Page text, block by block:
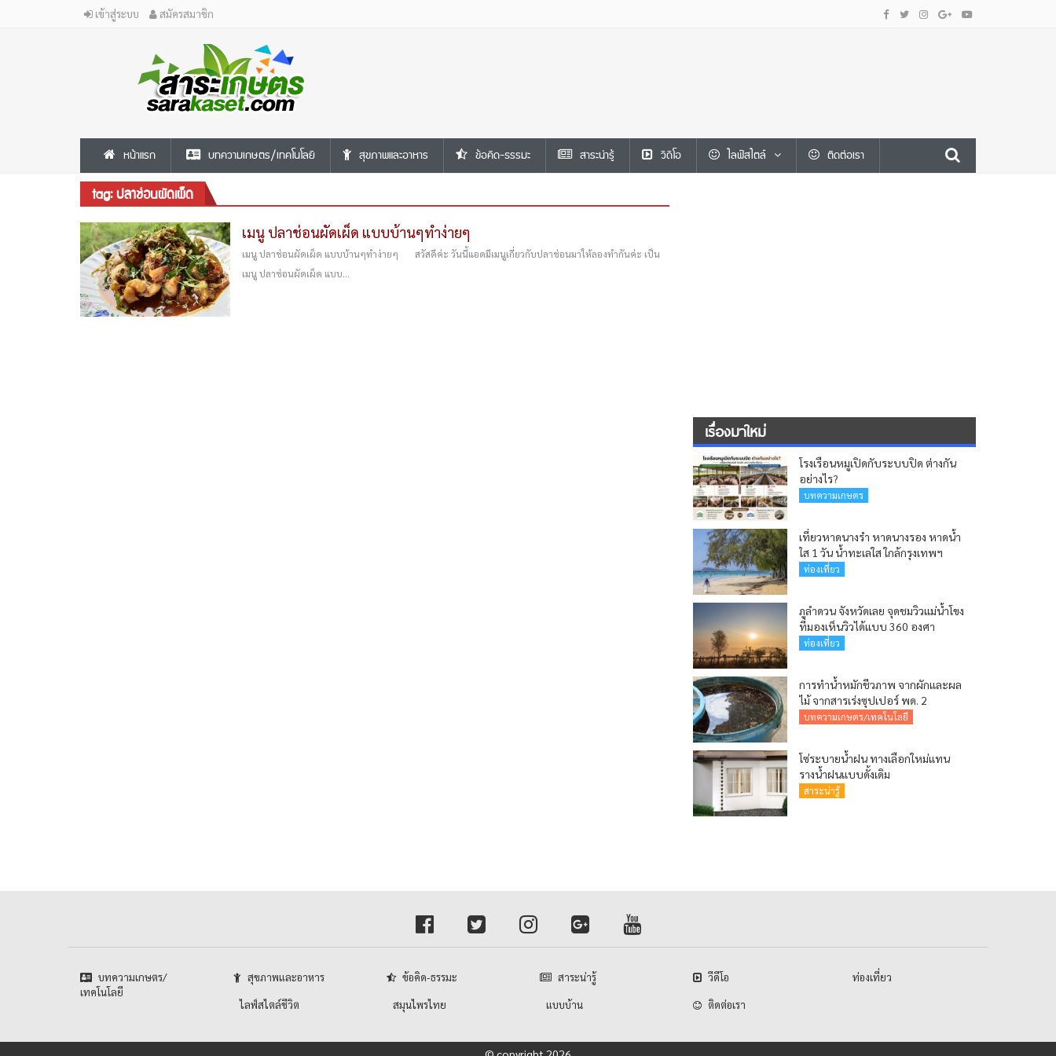
เข้าสู่ระบบ สมัครสมาชิก
หน้าแรก บทความเกษตร/เทคโนโลยี สุขภาพและอาหาร ข้อคิด-ธรรมะ สาระน่ารู้ วีดีโอ ไลฟ์สไตล์ ติดต่อเรา
tag: ปลาช่อนผัดเผ็ด
เมนู ปลาช่อนผัดเผ็ด แบบบ้านๆทำง่ายๆ
เมนู ปลาช่อนผัดเผ็ด แบบบ้านๆทำง่ายๆ สวัสดีค่ะ วันนี้แอดมีเมนูเกี่ยวกับปลาช่อนมาให้ลองทำกันค่ะ เป็น
เมนู ปลาช่อนผัดเผ็ด แบบ...
เรื่องมาใหม่
โรงเรือนหมูเปิดกับระบบปิด ต่างกัน
อย่างไร?
บทความเกษตร
เที่ยวหาดนางรำ หาดนางรอง หาดน้ำ
ใส 1 วัน น้ำทะเลใส ใกล้กรุงเทพฯ
ท่องเที่ยว
ภูลำดวน จังหวัดเลย จุดชมวิวแม่น้ำโขง
ที่มองเห็นวิวได้แบบ 360 องศา
ท่องเที่ยว
การทำน้ำหมักชีวภาพ จากผักและผล
ไม้ จากสารเร่งซุปเปอร์ พด. 2
บทความเกษตร/เทคโนโลยี
โซ่ระบายน้ำฝน ทางเลือกใหม่แทน
รางน้ำฝนแบบดั้งเดิม
สาระน่ารู้
บทความเกษตร/
เทคโนโลยี
สุขภาพและอาหาร ข้อคิด-ธรรมะ สาระน่ารู้ วีดีโอ ท่องเที่ยว
ไลฟ์สไตล์ชีวิต สมุนไพรไทย แบบบ้าน ติดต่อเรา